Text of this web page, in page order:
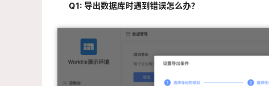
Q1: 导出数据库时遇到错误怎么办？